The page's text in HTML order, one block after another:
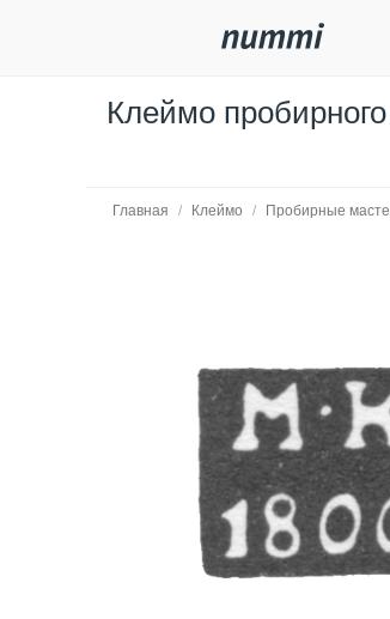
Клеймо
Главная / Клеймо / Пробирные